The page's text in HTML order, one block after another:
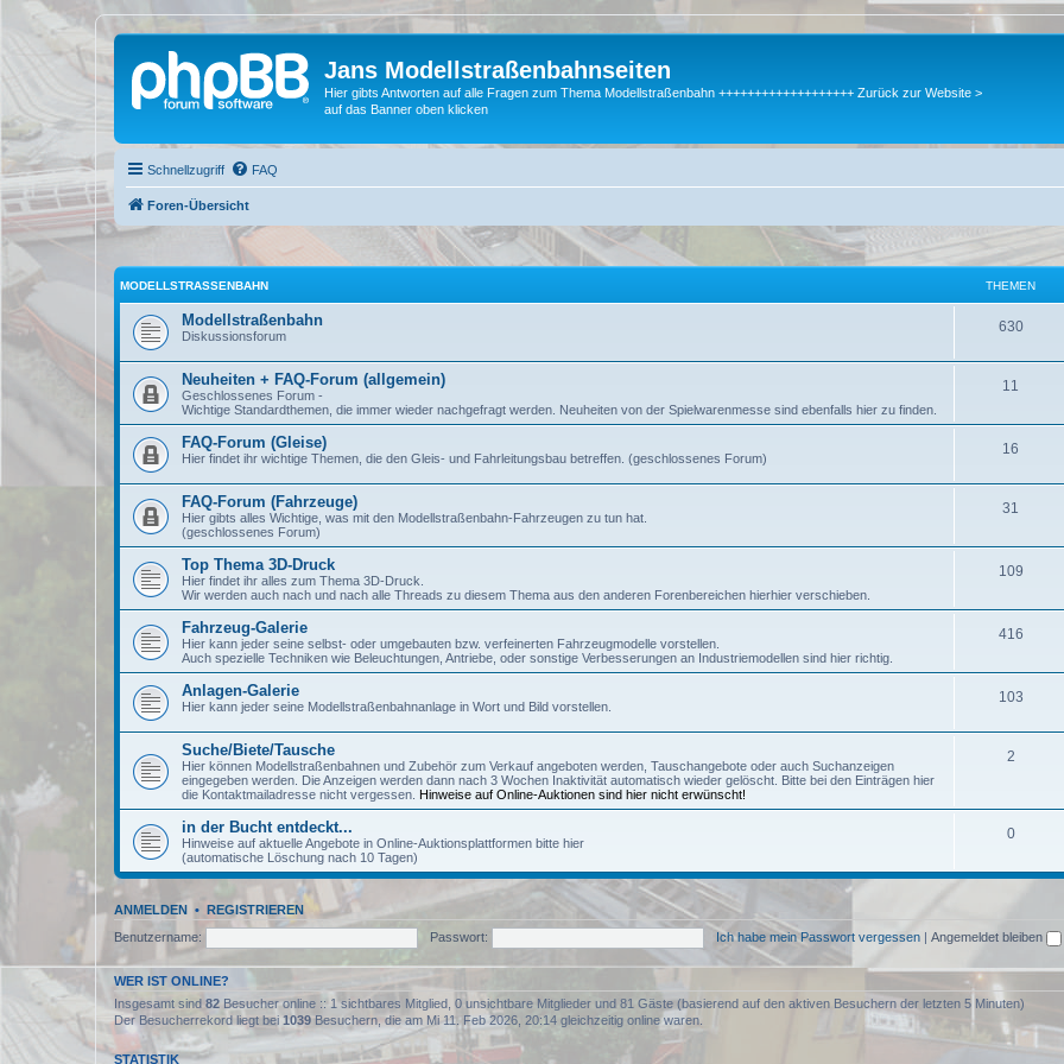
Jans Modellstraßenbahnseiten
Hier gibts Antworten auf alle Fragen zum Thema Modellstraßenbahn +++++++++++++++++++ Zurück zur Website >
auf das Banner oben klicken
Schnellzugriff FAQ
Foren-Übersicht
MODELLSTRASSENBAHN THEMEN
Modellstraßenbahn
Diskussionsforum
630
Neuheiten + FAQ-Forum (allgemein)
Geschlossenes Forum -
Wichtige Standardthemen, die immer wieder nachgefragt werden. Neuheiten von der Spielwarenmesse sind ebenfalls hier zu finden.
11
FAQ-Forum (Gleise)
Hier findet ihr wichtige Themen, die den Gleis- und Fahrleitungsbau betreffen. (geschlossenes Forum)
16
FAQ-Forum (Fahrzeuge)
Hier gibts alles Wichtige, was mit den Modellstraßenbahn-Fahrzeugen zu tun hat.
(geschlossenes Forum)
31
Top Thema 3D-Druck
Hier findet ihr alles zum Thema 3D-Druck.
Wir werden auch nach und nach alle Threads zu diesem Thema aus den anderen Forenbereichen hierhier verschieben.
109
Fahrzeug-Galerie
Hier kann jeder seine selbst- oder umgebauten bzw. verfeinerten Fahrzeugmodelle vorstellen.
Auch spezielle Techniken wie Beleuchtungen, Antriebe, oder sonstige Verbesserungen an Industriemodellen sind hier richtig.
416
Anlagen-Galerie
Hier kann jeder seine Modellstraßenbahnanlage in Wort und Bild vorstellen.
103
Suche/Biete/Tausche
Hier können Modellstraßenbahnen und Zubehör zum Verkauf angeboten werden, Tauschangebote oder auch Suchanzeigen
eingegeben werden. Die Anzeigen werden dann nach 3 Wochen Inaktivität automatisch wieder gelöscht. Bitte bei den Einträgen hier
die Kontaktmailadresse nicht vergessen. Hinweise auf Online-Auktionen sind hier nicht erwünscht!
2
in der Bucht entdeckt...
Hinweise auf aktuelle Angebote in Online-Auktionsplattformen bitte hier
(automatische Löschung nach 10 Tagen)
0
ANMELDEN • REGISTRIEREN
Benutzername:
Passwort: Ich habe mein Passwort vergessen | Angemeldet bleiben
WER IST ONLINE?
Insgesamt sind 82 Besucher online :: 1 sichtbares Mitglied, 0 unsichtbare Mitglieder und 81 Gäste (basierend auf den aktiven Besuchern der letzten 5 Minuten)
Der Besucherrekord liegt bei1039Besuchern, die am Mi 11. Feb 2026, 20:14 gleichzeitig online waren.
STATISTIK